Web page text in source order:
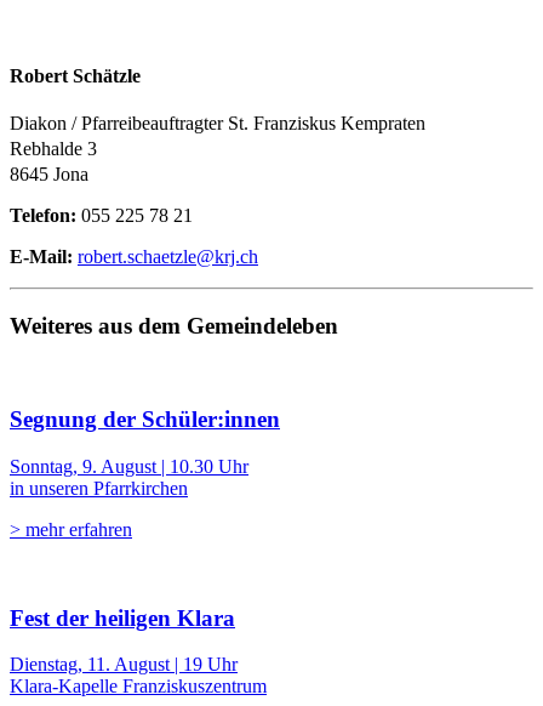
Robert Schätzle
Diakon / Pfarreibeauftragter St. Franziskus Kempraten
Rebhalde 3
8645 Jona
Telefon: 055 225 78 21
E-Mail: robert.schaetzle@krj.ch
Weiteres aus dem Gemeindeleben
Segnung der Schüler:innen
Sonntag, 9. August | 10.30 Uhr
in unseren Pfarrkirchen
> mehr erfahren
Fest der heiligen Klara
Dienstag, 11. August | 19 Uhr
Klara-Kapelle Franziskuszentrum